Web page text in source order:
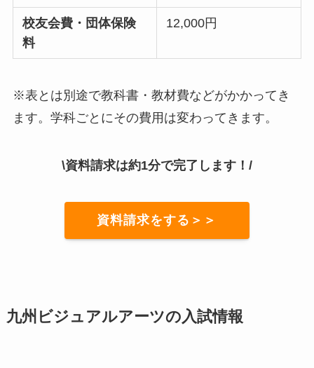
校友会費・団体保険
料
12,000円
※表とは別途で教科書・教材費などがかかってき
ます。学科ごとにその費用は変わってきます。
\資料請求は約1分で完了します！/
資料請求をする＞＞
九州ビジュアルアーツの入試情報